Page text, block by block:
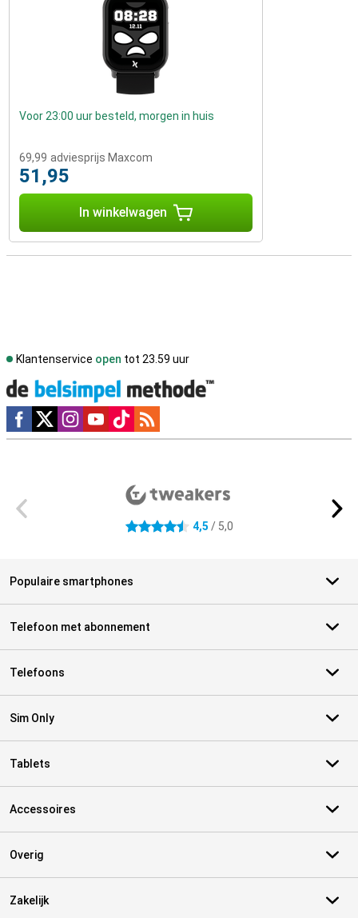
Voor 23:00 uur besteld, morgen in huis
69,99 adviesprijs Maxcom
51,95
In winkelwagen
Klantenservice open tot 23.59 uur
Social media
4.5 sterren 4,5 / 5,0
Populaire smartphones
Telefoon met abonnement
Telefoons
Sim Only
Tablets
Accessoires
Overig
Zakelijk